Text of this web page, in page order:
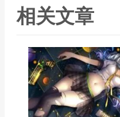
相关文章